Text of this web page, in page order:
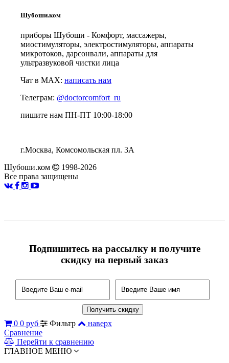
Шубоши.ком
приборы Шубоши - Комфорт, массажеры,
миостимуляторы, электростимуляторы, аппараты
микротоков, дарсонвали, аппараты для
ультразвуковой чистки лица
Чат в MAX: написать нам
Телеграм: @doctorcomfort_ru
пишите нам ПН-ПТ 10:00-18:00
г.Москва, Комсомольская пл. 3А
Шубоши.ком
1998-2026
Все права защищены
Подпишитесь на рассылку и получите
скидку на первый заказ
0 0 руб Фильтр
наверх
Сравнение
Перейти к сравнению
ГЛАВНОЕ МЕНЮ